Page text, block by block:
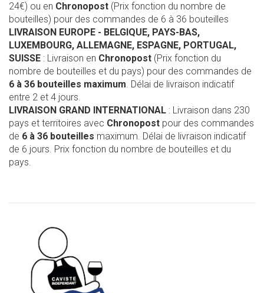
24€) ou en Chronopost (Prix fonction du nombre de
bouteilles) pour des commandes de 6 à 36 bouteilles
LIVRAISON EUROPE - BELGIQUE, PAYS-BAS,
LUXEMBOURG, ALLEMAGNE, ESPAGNE, PORTUGAL,
SUISSE : Livraison en Chronopost (Prix fonction du
nombre de bouteilles et du pays) pour des commandes de
6 à 36 bouteilles maximum. Délai de livraison indicatif
entre 2 et 4 jours.
LIVRAISON GRAND INTERNATIONAL : Livraison dans 230
pays et territoires avec Chronopost pour des commandes
de 6 à 36 bouteilles maximum. Délai de livraison indicatif
de 6 jours. Prix fonction du nombre de bouteilles et du
pays.